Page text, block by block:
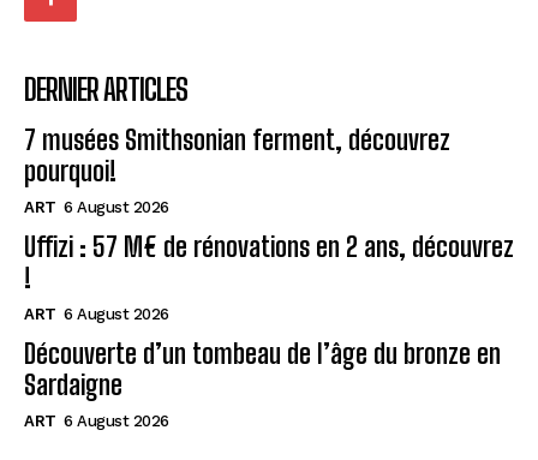
DERNIER ARTICLES
7 musées Smithsonian ferment, découvrez
pourquoi!
ART 6 August 2026
Uffizi : 57 M€ de rénovations en 2 ans, découvrez
!
ART 6 August 2026
Découverte d’un tombeau de l’âge du bronze en
Sardaigne
ART 6 August 2026